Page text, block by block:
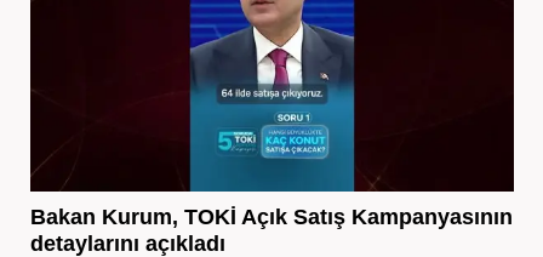
Bakan Kurum, TOKİ Açık Satış Kampanyasının
detaylarını açıkladı